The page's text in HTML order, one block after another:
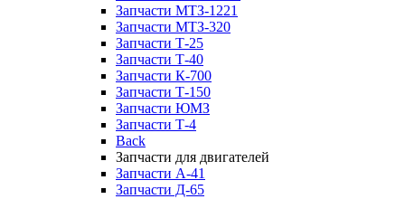
Запчасти МТЗ-1221
Запчасти МТЗ-320
Запчасти Т-25
Запчасти Т-40
Запчасти К-700
Запчасти Т-150
Запчасти ЮМЗ
Запчасти Т-4
Back
Запчасти для двигателей
Запчасти А-41
Запчасти Д-65